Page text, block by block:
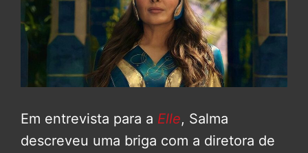
Em entrevista para a Elle, Salma
descreveu uma briga com a diretora de